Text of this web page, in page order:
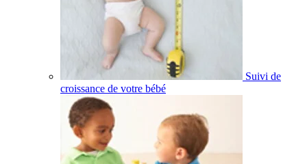
Suivi de
croissance de votre bébé